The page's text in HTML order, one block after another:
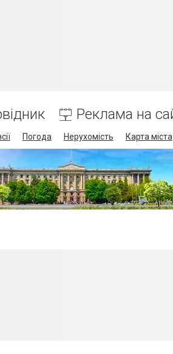
Реклама на
Погода Нерухомість Карта міста